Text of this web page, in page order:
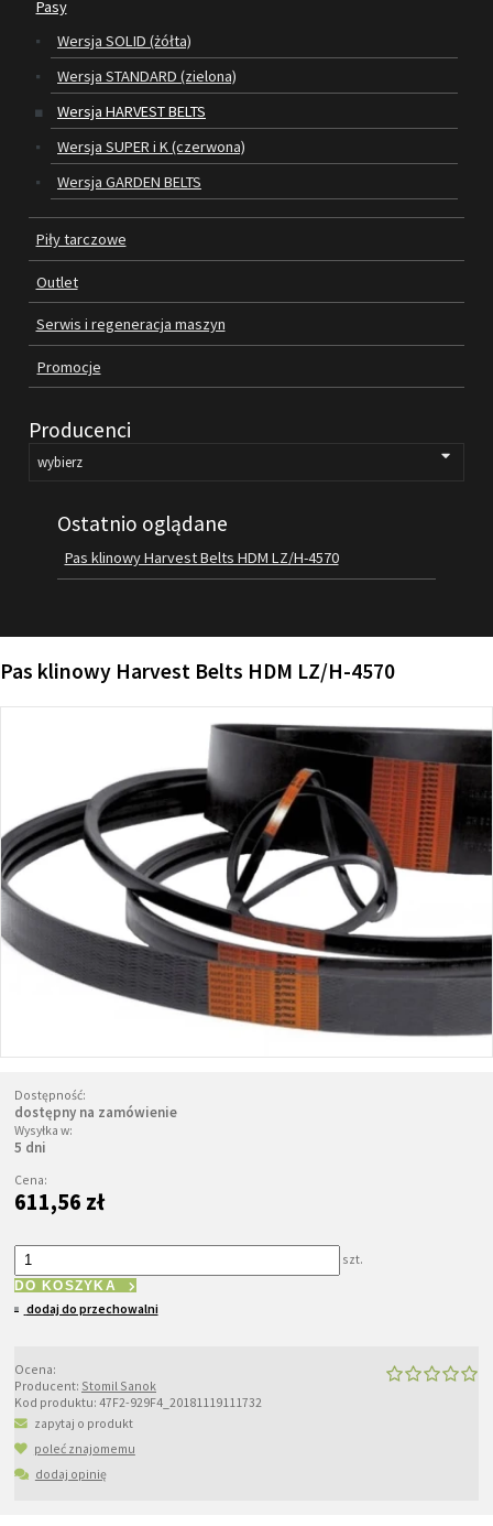
SILNIKI ELEKTRYCZNE
PIŁY TARCZOWE
OUTLET
SERWIS I REGENERACJA MASZYN
PROMOCJE
REGULAMIN
KATALOGI
OBRABIARKI DO DREWNA
SILNIKI ELEKTRYCZNE
KONTAKT
Pasy
Wersja SOLID (żółta)
Wersja STANDARD (zielona)
Wersja HARVEST BELTS
Wersja SUPER i K (czerwona)
Wersja GARDEN BELTS
Piły tarczowe
Outlet
Serwis i regeneracja maszyn
Promocje
Producenci
Ostatnio oglądane
Pas klinowy Harvest Belts HDM LZ/H-4570
Pas klinowy Harvest Belts HDM LZ/H-4570
Dostępność:
dostępny na zamówienie
Wysyłka w:
5 dni
Cena:
611,56 zł
szt.
DO KOSZYKA
dodaj do przechowalni
Ocena:
Producent: Stomil Sanok
Kod produktu: 47F2-929F4_20181119111732
zapytaj o produkt
poleć znajomemu
dodaj opinię